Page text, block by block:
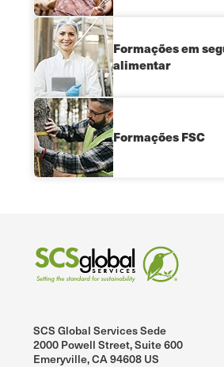
Formações em
alimentar
Formações FSC
SCS Global Services Sede
2000 Powell Street, Suite 600
Emeryville, CA 94608 US